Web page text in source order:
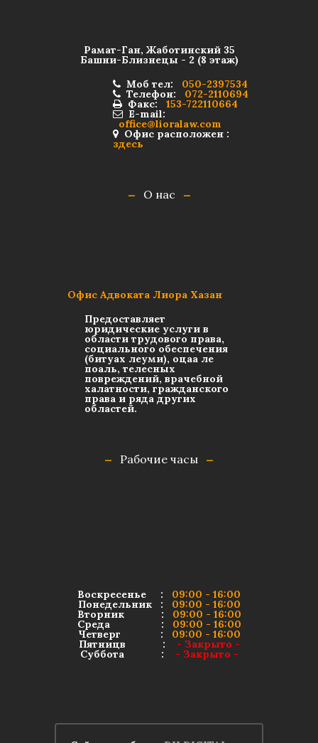
Рамат-Ган, Жаботинский 35
Башни-Близнецы - 2 (8 этаж)
Моб тел:
050-2397534
Телефон: 072-2110694
Факс: 153-722110664
E-mail:
office@lioralaw.com
Офис расположен :
здесь
О нас
Офис Адвоката Лиора Хазан
Предоставляет
юридические услуги в
области трудового права,
социального обеспечения
(битуах леуми), оцаа ле
поаль, телесных
повреждений, врачебной
халатности, гражданского
права и ряда других
областей.
Рабочие часы
Воскресенье : 09:00 - 16:00
Понедельник : 09:00 - 16:00
Вторник : 09:00 - 16:00
Среда : 09:00 - 16:00
Четверг : 09:00 - 16:00
Пятницв : - Закрыто -
Суббота : - Закрыто -